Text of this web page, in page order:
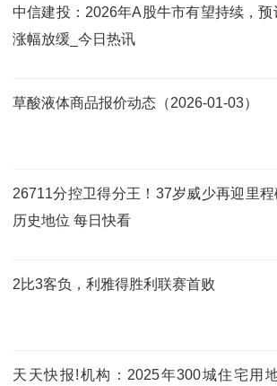
中信建投：2026年A股牛市有望持续，预
涨幅放缓_今日热讯
草酸液体商品报价动态（2026-01-03）
26711分控卫得分王！37岁威少再迎里
历史地位 每日快看
2比3客负，利雅得胜利联赛首败
天天快报!机构：2025年300城住宅用